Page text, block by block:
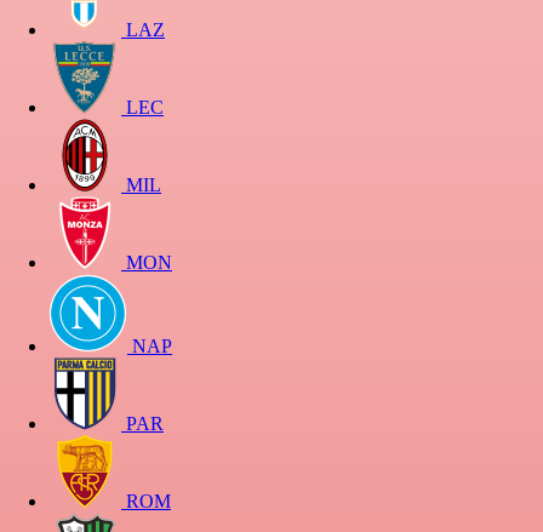
LAZ
LEC
MIL
MON
NAP
PAR
ROM